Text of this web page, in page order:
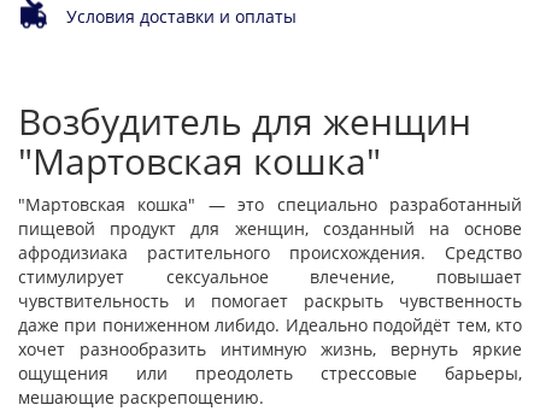
Условия доставки и оплаты
Возбудитель для женщин
"Мартовская кошка"
"Мартовская кошка" — это специально разработанный
пищевой продукт для женщин, созданный на основе
афродизиака растительного происхождения. Средство
стимулирует сексуальное влечение, повышает
чувствительность и помогает раскрыть чувственность
даже при пониженном либидо. Идеально подойдёт тем, кто
хочет разнообразить интимную жизнь, вернуть яркие
ощущения или преодолеть стрессовые барьеры,
мешающие раскрепощению.